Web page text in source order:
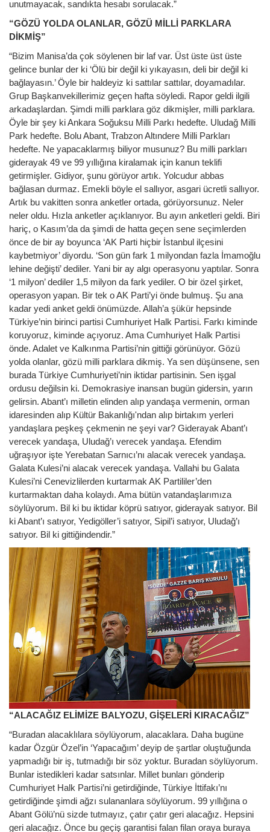
unutmayacak, sandıkta hesabı sorulacak.”
“GÖZÜ YOLDA OLANLAR, GÖZÜ MİLLİ PARKLARA
DİKMİŞ”
“Bizim Manisa’da çok söylenen bir laf var. Üst üste üst üste
gelince bunlar der ki ‘Ölü bir değil ki yıkayasın, deli bir değil ki
bağlayasın.’ Öyle bir haldeyiz ki sattılar sattılar, doyamadılar.
Grup Başkanvekillerimiz geçen hafta söyledi. Rapor geldi ilgili
arkadaşlardan. Şimdi milli parklara göz dikmişler, milli parklara.
Öyle bir şey ki Ankara Soğuksu Milli Parkı hedefte. Uludağ Milli
Park hedefte. Bolu Abant, Trabzon Altındere Milli Parkları
hedefte. Ne yapacaklarmış biliyor musunuz? Bu milli parkları
giderayak 49 ve 99 yıllığına kiralamak için kanun teklifi
getirmişler. Gidiyor, şunu görüyor artık. Yolcudur abbas
bağlasan durmaz. Emekli böyle el sallıyor, asgari ücretli sallıyor.
Artık bu vakitten sonra anketler ortada, görüyorsunuz. Neler
neler oldu. Hızla anketler açıklanıyor. Bu ayın anketleri geldi. Biri
hariç, o Kasım’da da şimdi de hatta geçen sene seçimlerden
önce de bir ay boyunca ‘AK Parti hiçbir İstanbul ilçesini
kaybetmiyor’ diyordu. ‘Son gün fark 1 milyondan fazla İmamoğlu
lehine değişti’ dediler. Yani bir ay algı operasyonu yaptılar. Sonra
‘1 milyon’ dediler 1,5 milyon da fark yediler. O bir özel şirket,
operasyon yapan. Bir tek o AK Parti’yi önde bulmuş. Şu ana
kadar yedi anket geldi önümüzde. Allah’a şükür hepsinde
Türkiye’nin birinci partisi Cumhuriyet Halk Partisi. Farkı kiminde
koruyoruz, kiminde açıyoruz. Ama Cumhuriyet Halk Partisi
önde. Adalet ve Kalkınma Partisi’nin gittiği görünüyor. Gözü
yolda olanlar, gözü milli parklara dikmiş. Ya sen düşünsene, sen
burada Türkiye Cumhuriyeti’nin iktidar partisinin. Sen işgal
ordusu değilsin ki. Demokrasiye inansan bugün gidersin, yarın
gelirsin. Abant’ı milletin elinden alıp yandaşa vermenin, orman
idaresinden alıp Kültür Bakanlığı'ndan alıp birtakım yerleri
yandaşlara peşkeş çekmenin ne şeyi var? Giderayak Abant’ı
verecek yandaşa, Uludağ’ı verecek yandaşa. Efendim
uğraşıyor işte Yerebatan Sarnıcı’nı alacak verecek yandaşa.
Galata Kulesi’ni alacak verecek yandaşa. Vallahi bu Galata
Kulesi’ni Cenevizlilerden kurtarmak AK Partililer’den
kurtarmaktan daha kolaydı. Ama bütün vatandaşlarımıza
söylüyorum. Bil ki bu iktidar köprü satıyor, giderayak satıyor. Bil
ki Abant’ı satıyor, Yedigöller’i satıyor, Sipil’i satıyor, Uludağ’ı
satıyor. Bil ki gittiğindendir.”
“ALACAĞIZ ELİMİZE BALYOZU, GİŞELERİ KIRACAĞIZ”
“Buradan alacaklılara söylüyorum, alacaklara. Daha bugüne
kadar Özgür Özel’in ‘Yapacağım’ deyip de şartlar oluştuğunda
yapmadığı bir iş, tutmadığı bir söz yoktur. Buradan söylüyorum.
Bunlar istedikleri kadar satsınlar. Millet bunları gönderip
Cumhuriyet Halk Partisi’ni getirdiğinde, Türkiye İttifakı’nı
getirdiğinde şimdi ağzı sulananlara söylüyorum. 99 yıllığına o
Abant Gölü’nü sizde tutmayız, çatır çatır geri alacağız. Hepsini
geri alacağız. Önce bu geçiş garantisi falan filan oraya buraya